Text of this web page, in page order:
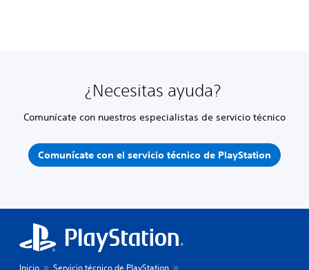
¿Necesitas ayuda?
Comunícate con nuestros especialistas de servicio técnico
Comunícate con el servicio técnico de PlayStation
Inicio
Servicio técnico de PlayStation